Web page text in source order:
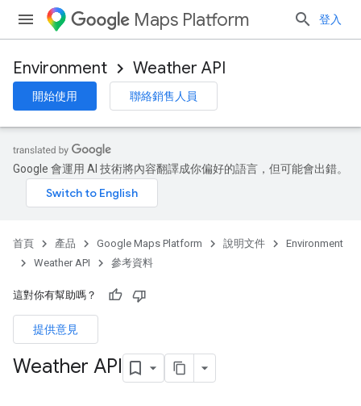
Maps Platform 登入
Environment Weather API
開始使用 聯絡銷售人員
Google 會運用 AI 技術將內容翻譯成你偏好的語言，但可能會出錯。
首頁 產品 Google Maps Platform 說明文件
Environment
Weather API
參考資料
這對你有幫助嗎？
提供意見
Weather API